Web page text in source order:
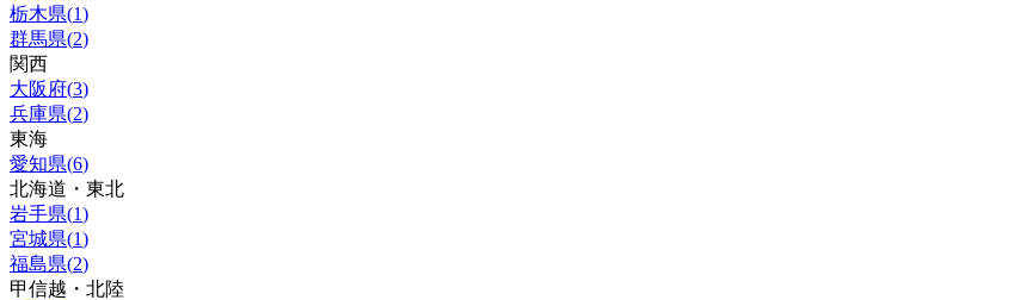
栃木県(1)
群馬県(2)
関西
大阪府(3)
兵庫県(2)
東海
愛知県(6)
北海道・東北
岩手県(1)
宮城県(1)
福島県(2)
甲信越・北陸